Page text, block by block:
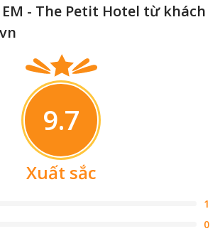
- The Petit Hotel từ khách
9.7
Xuất sắc
1
0